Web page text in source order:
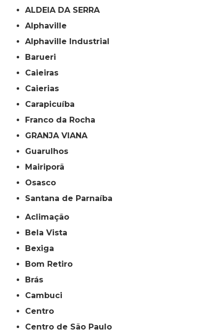
ALDEIA DA SERRA
Alphaville
Alphaville Industrial
Barueri
Caieiras
Caierias
Carapicuíba
Franco da Rocha
GRANJA VIANA
Guarulhos
Mairiporã
Osasco
Santana de Parnaíba
Aclimação
Bela Vista
Bexiga
Bom Retiro
Brás
Cambuci
Centro
Centro de São Paulo